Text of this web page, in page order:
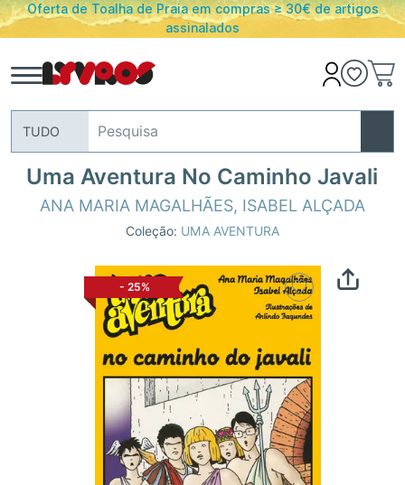
Oferta de Toalha de Praia em compras ≥ 30€ de artigos
assinalados
TUDO
Uma Aventura No Caminho Javali
ANA MARIA MAGALHÃES, ISABEL ALÇADA
Coleção: UMA AVENTURA
- 25%